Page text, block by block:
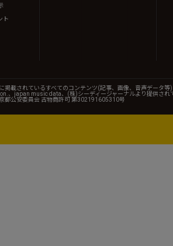
ト
に掲載されているすべてのコンテンツ(記事、画像、音声データ
、japan music data、(株)シーディージャーナルより提供され
都公安委員会 古物商許可 第302191605310号